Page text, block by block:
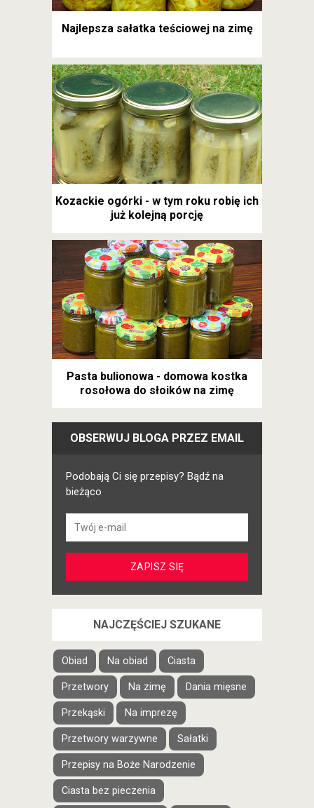
Najlepsza sałatka teściowej na zimę
Kozackie ogórki - w tym roku robię ich
już kolejną porcję
Pasta bulionowa - domowa kostka
rosołowa do słoików na zimę
OBSERWUJ BLOGA PRZEZ EMAIL
Podobają Ci się przepisy? Bądź na
bieżąco
NAJCZĘŚCIEJ SZUKANE
Obiad Na obiad Ciasta
Przetwory Na zimę Dania mięsne
Przekąski Na imprezę
Przetwory warzywne Sałatki
Przepisy na Boże Narodzenie
Ciasta bez pieczenia